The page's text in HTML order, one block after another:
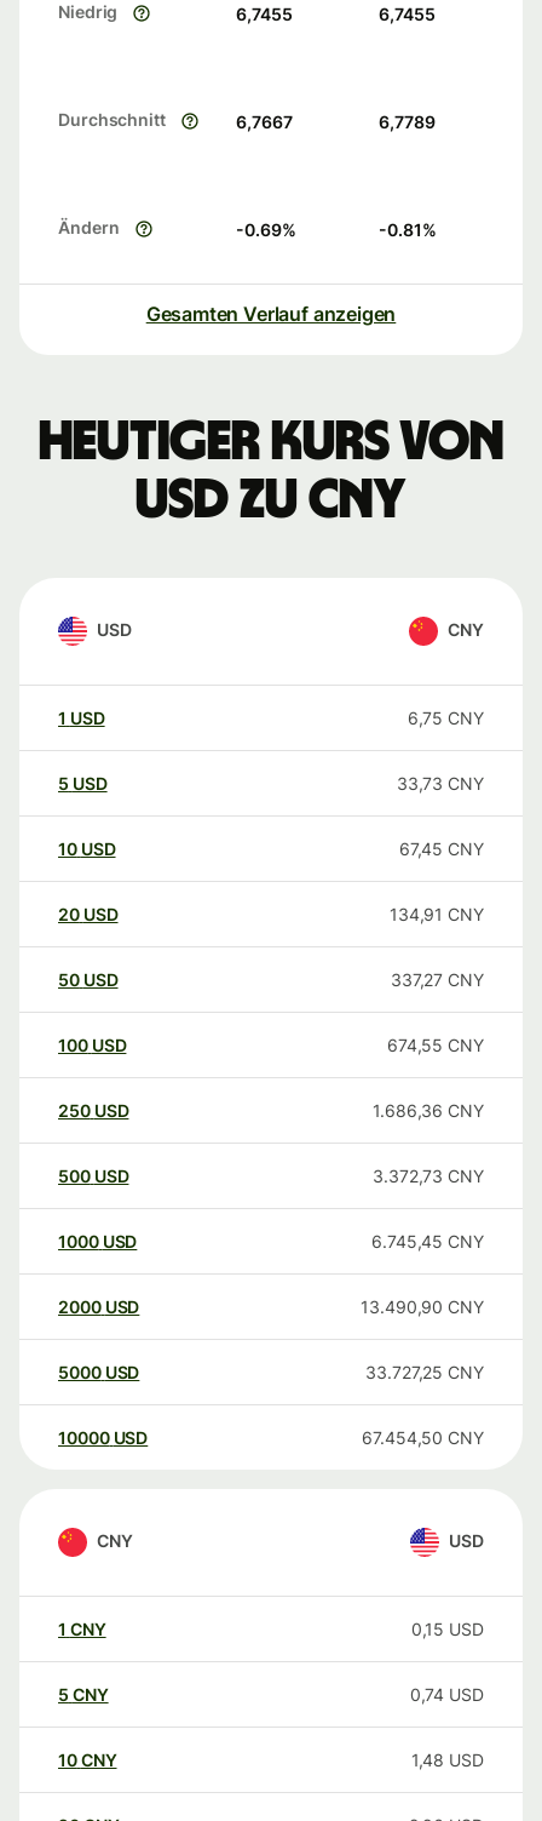
Niedrig 6,7455 6,7455
Durchschnitt 6,7667 6,7789
Ändern -0.69% -0.81%
Gesamten Verlauf anzeigen
Heutiger Kurs von
USD zu CNY
USD CNY
1 USD 6,75 CNY
5 USD 33,73 CNY
10 USD 67,45 CNY
20 USD 134,91 CNY
50 USD 337,27 CNY
100 USD 674,55 CNY
250 USD 1.686,36 CNY
500 USD 3.372,73 CNY
1000 USD 6.745,45 CNY
2000 USD 13.490,90 CNY
5000 USD 33.727,25 CNY
10000 USD 67.454,50 CNY
CNY USD
1 CNY 0,15 USD
5 CNY 0,74 USD
10CNY 1,48 USD